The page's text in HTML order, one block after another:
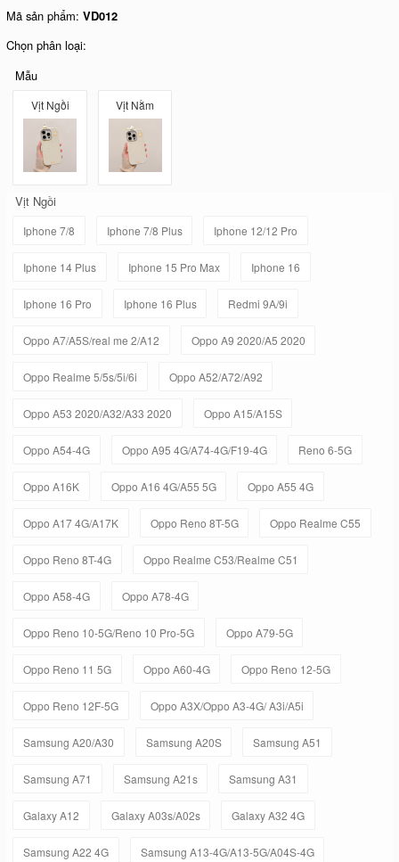
Mã sản phẩm:VD012
Chọn phân loại:
Mẫu
Vịt Ngồi Vịt Nằm
Vịt Ngồi
Iphone 7/8 Iphone 7/8 Plus Iphone 12/12 Pro
Iphone 14 Plus Iphone 15 Pro Max Iphone 16
Iphone 16 Pro Iphone 16 Plus Redmi 9A/9i
Oppo A7/A5S/real me 2/A12 Oppo A9 2020/A5 2020
Oppo Realme 5/5s/5i/6i Oppo A52/A72/A92
Oppo A53 2020/A32/A33 2020 Oppo A15/A15S
Oppo A54-4G Oppo A95 4G/A74-4G/F19-4G Reno 6-5G
Oppo A16K Oppo A16 4G/A55 5G Oppo A55 4G
Oppo A17 4G/A17K Oppo Reno 8T-5G Oppo Realme C55
Oppo Reno 8T-4G Oppo Realme C53/Realme C51
Oppo A58-4G Oppo A78-4G
Oppo Reno 10-5G/Reno 10 Pro-5G Oppo A79-5G
Oppo Reno 11 5G Oppo A60-4G Oppo Reno 12-5G
Oppo Reno 12F-5G Oppo A3X/Oppo A3-4G/ A3i/A5i
Samsung A20/A30 Samsung A20S Samsung A51
Samsung A71 Samsung A21s Samsung A31
Galaxy A12 Galaxy A03s/A02s Galaxy A32 4G
Samsung A22 4G Samsung A13-4G/A13-5G/A04S-4G